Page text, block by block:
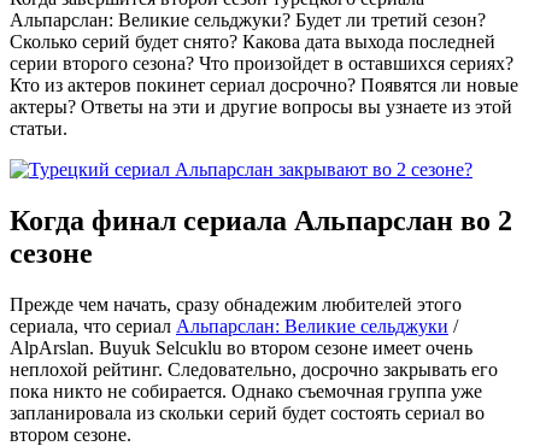
Альпарслан: Великие сельджуки? Будет ли третий сезон?
Сколько серий будет снято? Какова дата выхода последней
серии второго сезона? Что произойдет в оставшихся сериях?
Кто из актеров покинет сериал досрочно? Появятся ли новые
актеры? Ответы на эти и другие вопросы вы узнаете из этой
статьи.
Когда финал сериала Альпарслан во 2
сезоне
Прежде чем начать, сразу обнадежим любителей этого
сериала, что сериал Альпарслан: Великие сельджуки /
AlpArslan. Buyuk Selcuklu во втором сезоне имеет очень
неплохой рейтинг. Следовательно, досрочно закрывать его
пока никто не собирается. Однако съемочная группа уже
запланировала из скольки серий будет состоять сериал во
втором сезоне.